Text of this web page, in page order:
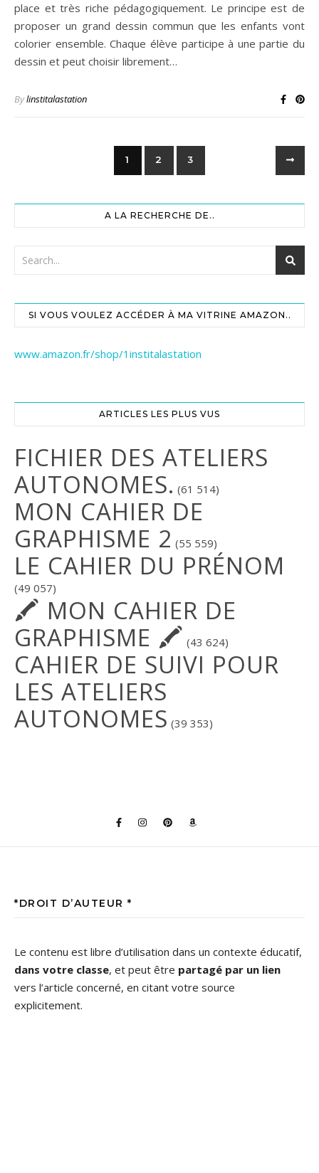
place et très riche pédagogiquement. Le principe est de
proposer un grand dessin commun que les enfants vont
colorier ensemble. Chaque élève participe à une partie du
dessin et peut choisir librement…
Bylinstitalastation
1 2 3
A LA RECHERCHE DE..
SI VOUS VOULEZ ACCÉDER À MA VITRINE AMAZON..
www.amazon.fr/shop/1institalastation
ARTICLES LES PLUS VUS
FICHIER DES ATELIERS
AUTONOMES. (61 514)
MON CAHIER DE
GRAPHISME 2 (55 559)
LE CAHIER DU PRÉNOM
(49 057)
🖍 MON CAHIER DE
GRAPHISME 🖍 (43 624)
CAHIER DE SUIVI POUR
LES ATELIERS
AUTONOMES (39 353)
*DROIT D’AUTEUR *
Le contenu est libre d’utilisation dans un contexte éducatif,
dans votre classe, et peut être partagé par un lien
vers l’article concerné, en citant votre source
explicitement.